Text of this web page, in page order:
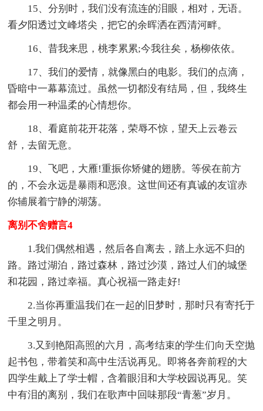
15、分别时，我们没有流连的泪眼，相对，无语。
看夕阳透过文峰塔尖，把它的余晖洒在西清河畔。
16、昔我来思，桃李累累;今我往矣，杨柳依依。
17、我们的爱情，就像黑白的电影。我们的点滴，
昏暗中一幕幕流过。虽然一切都没有结局，但，我终生
都会用一种温柔的心情想你。
18、看庭前花开花落，荣辱不惊，望天上云卷云
舒，去留无意。
19、飞吧，大雁!重振你矫健的翅膀。等侯在前方
的，不会永远是暴雨和恶浪。这世间还有真诚的友谊赤
你辅展着宁静的湖荡。
离别不舍赠言4
1.我们偶然相遇，然后各自离去，踏上永远不归的
路。路过湖泊，路过森林，路过沙漠，路过人们的城堡
和花园，路过幸福。真心祝福一路走好!
2.当你再重温我们在一起的旧梦时，那时只有寄托于
千里之明月。
3.又到艳阳高照的六月，高考结束的学生们向天空抛
起书包，带着笑和高中生活说再见。即将各奔前程的大
四学生戴上了学士帽，含着眼泪和大学校园说再见。笑
中有泪的离别，我们在歌声中回味那段“青葱”岁月。